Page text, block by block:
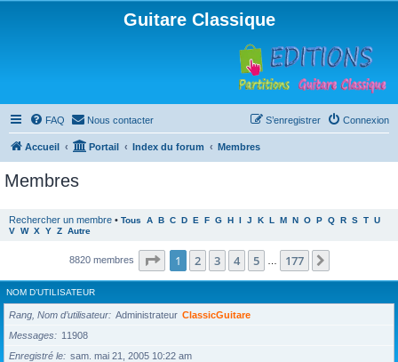
Guitare Classique
FAQ Nous contacter Connexion
S’enregistrer
Accueil Portail Index du forum Membres
Membres
Rechercher un membre • Tous A B C D E F G H I J K L M N O P Q R S T U
V W X Y Z Autre
8820 membres Page 1sur177
1 2 3 4 5 177
NOM D’UTILISATEUR
Rang, Nom d’utilisateur Administrateur ClassicGuitare
Messages
11908
Enregistré le
sam. mai 21, 2005 10:22 am